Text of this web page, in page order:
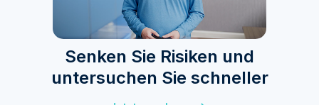
Senken Sie Risiken und
untersuchen Sie schneller